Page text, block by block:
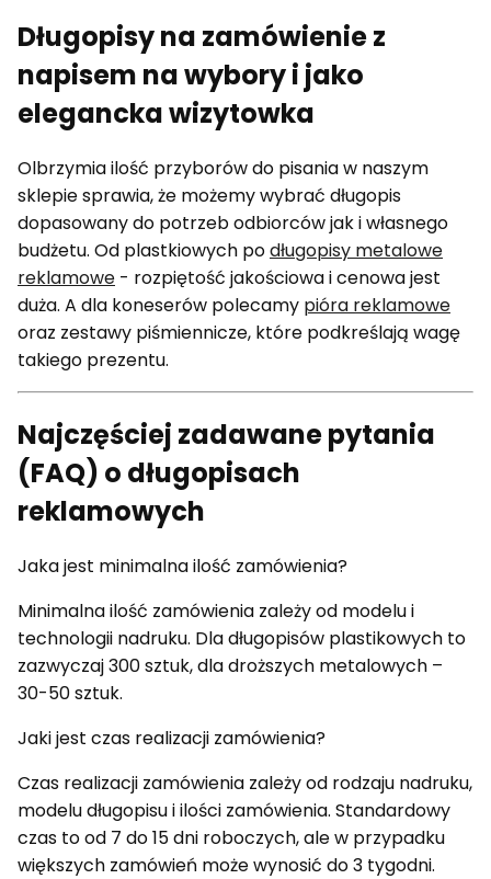
Długopisy na zamówienie z
napisem na wybory i jako
elegancka wizytowka
Olbrzymia ilość przyborów do pisania w naszym
sklepie sprawia, że możemy wybrać długopis
dopasowany do potrzeb odbiorców jak i własnego
budżetu. Od plastkiowych podługopisy metalowe
reklamowe - rozpiętość jakościowa i cenowa jest
duża. A dla koneserów polecamy pióra reklamowe
oraz zestawy piśmiennicze, które podkreślają wagę
takiego prezentu.
Najczęściej zadawane pytania
(FAQ) o długopisach
reklamowych
Jaka jest minimalna ilość zamówienia?
Minimalna ilość zamówienia zależy od modelu i
technologii nadruku. Dla długopisów plastikowych to
zazwyczaj 300 sztuk, dla droższych metalowych –
30-50 sztuk.
Jaki jest czas realizacji zamówienia?
Czas realizacji zamówienia zależy od rodzaju nadruku,
modelu długopisu i ilości zamówienia. Standardowy
czas to od 7 do 15 dni roboczych, ale w przypadku
większych zamówień może wynosić do 3 tygodni.